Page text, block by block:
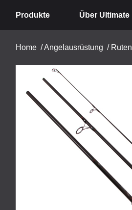
Produkte Über Ultimate
Home /Angelausrüstung / Ruten